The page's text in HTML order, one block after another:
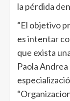
la pérdida
“El objetivo
es intentar
que exista
Paola